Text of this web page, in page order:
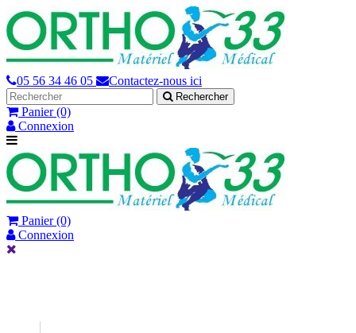
05 56 34 46 05 Contactez-nous ici
Rechercher
Panier (0)
Connexion
Panier (0)
Connexion